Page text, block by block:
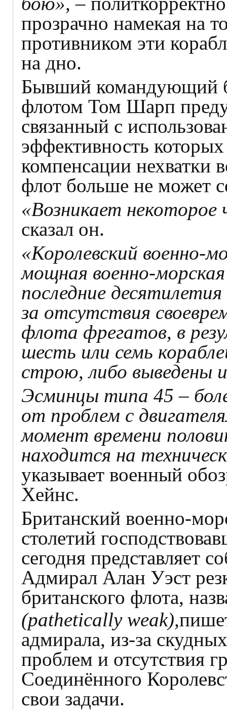
прозрачно намекая на
противником эти
на дно.
Бывший командующий
флотом Том Шарп
связанный с
эффективность
компенсации нехватки
флот больше не может
«Возникает
сказал он.
«Королевский военно-
мощная военно-
последние
за отсутствия
флота фрегатов, в
шесть или семь
строю, либо выведены
Эсминцы типа 45 –
от проблем с
момент времени
находится на
указывает военный
Хейнс.
Британский военно-
столетий
сегодня представляет
Адмирал Алан Уэст
британского флота,
(pathetically weak),
адмирала, из-за
проблем и отсутствия
Соединённого
свои задачи.